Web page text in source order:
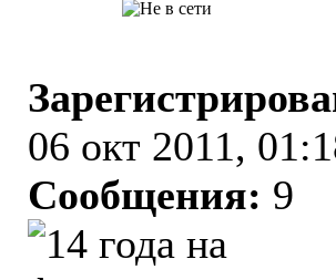
06 окт 2011,
Сообщения: 9